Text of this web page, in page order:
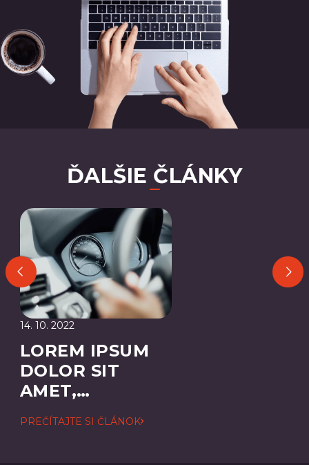
ĎALŠIE ČLÁNKY
14. 10. 2022
LOREM IPSUM
DOLOR SIT
AMET,
CONSECTETUER
ADIPISCING
PREČÍTAJTE SI ČLÁNOK